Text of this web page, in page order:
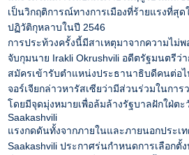
เป็นวิกฤติการณ์ทางการเมืองที่ร้ายแรงที่สุด
ปฏิวัติกุหลาบในปี 2546
การประท้วงครั้งนี้มีสาเหตุมาจากความไม่พ
จับกุมนาย Irakli Okrushvili อดีตรัฐมนตรีว่
สมัครเข้ารับตำแหน่งประธานาธิบดีคนต่อไ
จอร์เจียกล่าวหารัสเซียว่ามีส่วนร่วมในกา
โดยมีจุดมุ่งหมายเพื่อล้มล้างรัฐบาลฝักใฝ่ต
Saakashvili
แรงกดดันทั้งจากภายในและภายนอกประเ
Saakashvili ประกาศร่นกำหนดการเลือก